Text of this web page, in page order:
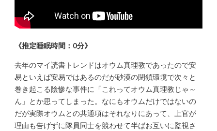
《推定睡眠時間：0分》
去年のマイ読書トレンドはオウム真理教であったので安
易といえば安易ではあるのだが砂漠の閉鎖環境で次々と
巻き起こる陰惨な事件に「これってオウム真理教じゃ～
ん」とか思ってしまった。なにもオウムだけではないの
だが実際オウムとの共通項はそれなりにあって、上官が
理由も告げずに隊員同士を競わせて半ばお互いに監視さ